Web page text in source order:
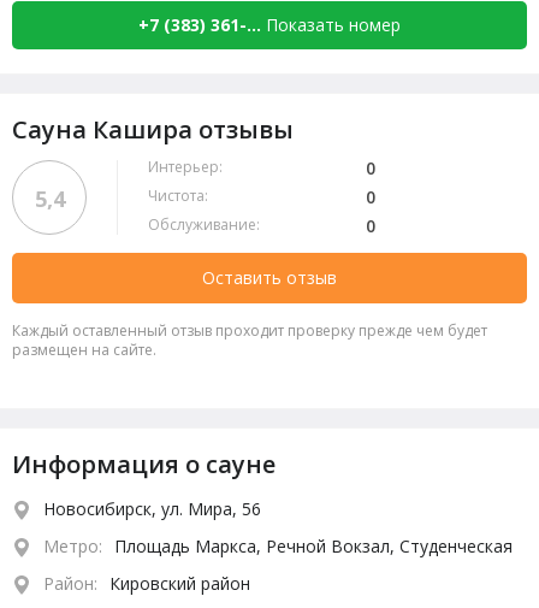
+7 (383) 361-... Показать номер
Сауна Кашира отзывы
5,4
Интерьер: 0
Чистота: 0
Обслуживание: 0
Оставить отзыв
Каждый оставленный отзыв проходит проверку прежде чем будет
размещен на сайте.
Информация о сауне
Новосибирск, ул. Мира, 56
Метро:
Площадь Маркса, Речной Вокзал, Студенческая
Район:
Кировский район